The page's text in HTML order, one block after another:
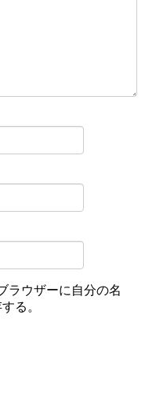
ラウザーに自分の名
る。